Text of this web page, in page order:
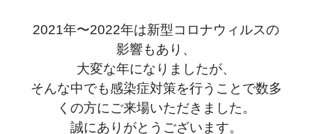
2021年〜2022年は新型コロナウィルスの
影響もあり、
大変な年になりましたが、
そんな中でも感染症対策を行うことで数多
くの方にご来場いただきました。
誠にありがとうございます。